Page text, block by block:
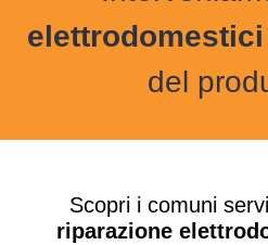
elettrodomestici
del
Scopri i comuni
riparazione